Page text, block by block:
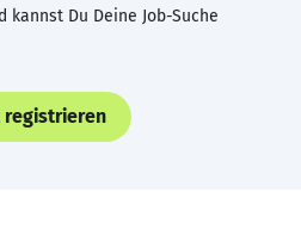
Du Deine Job-Suche
registrieren